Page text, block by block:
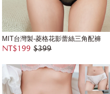
MIT台灣製-菱格花影蕾絲三角配褲
NT$199 $399